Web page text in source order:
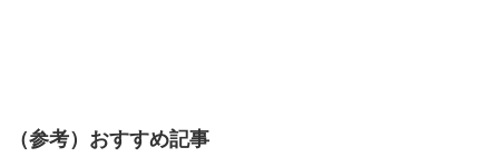
（参考）おすすめ記事